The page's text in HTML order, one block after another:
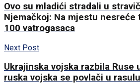
Ovo su mladići stradali u
Njemačkoj: Na mjestu
100 vatrogasaca
Next Post
Ukrajinska vojska razbila Ruse
ruska vojska se povlači u rasulu